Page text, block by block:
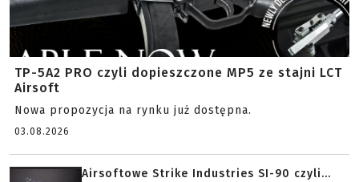
TP-5A2 PRO czyli dopieszczone MP5 ze stajni LCT
Airsoft
Nowa propozycja na rynku już dostępna.
03.08.2026
Airsoftowe Strike Industries SI-90 czyli...